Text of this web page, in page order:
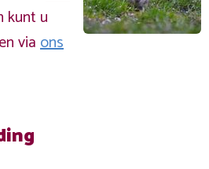
kunt u
viaons